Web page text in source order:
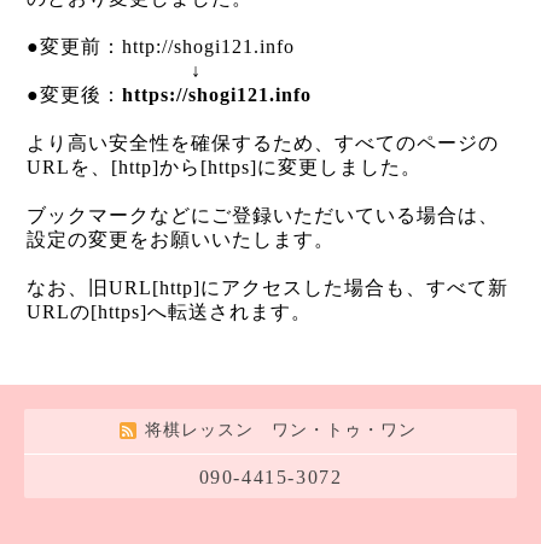
●変更前：http://shogi121.info
↓
●変更後： https://shogi121.info
より高い安全性を確保するため、すべてのページの
URLを、[http]から[https]に変更しました。
ブックマークなどにご登録いただいている場合は、
設定の変更をお願いいたします。
なお、旧URL[http]にアクセスした場合も、すべて新
URLの[https]へ転送されます。
将棋レッスン ワン・トゥ・ワン
090-4415-3072